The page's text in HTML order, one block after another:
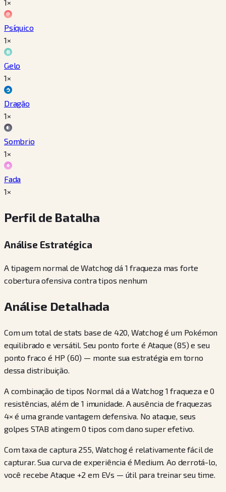
1×
Psíquico
1×
Gelo
1×
Dragão
1×
Sombrio
1×
Fada
1×
Perfil de Batalha
Análise Estratégica
A tipagem normal de Watchog dá 1 fraqueza mas forte
cobertura ofensiva contra tipos nenhum
Análise Detalhada
Com um total de stats base de 420, Watchog é um Pokémon
equilibrado e versátil. Seu ponto forte é Ataque (85) e seu
ponto fraco é HP (60) — monte sua estratégia em torno
dessa distribuição.
A combinação de tipos Normal dá a Watchog 1 fraqueza e 0
resistências, além de 1 imunidade. A ausência de fraquezas
4× é uma grande vantagem defensiva. No ataque, seus
golpes STAB atingem 0 tipos com dano super efetivo.
Com taxa de captura 255, Watchog é relativamente fácil de
capturar. Sua curva de experiência é Medium. Ao derrotá-lo,
você recebe Ataque +2 em EVs — útil para treinar seu time.